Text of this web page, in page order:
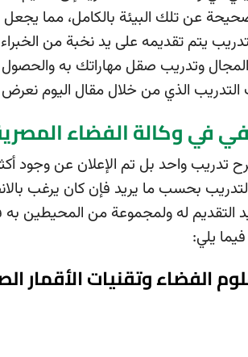
عن تلك البيئة بالكامل، مما
يتم تقديمه على يد نخبة من
وتدريب صقل مهاراتك به
التدريب الذي من خلال مقال اليوم
في وكالة الفضاء
تدريب واحد بل تم الإعلان عن وجود
التدريب بحسب ما يريد فإن كان يرغب
التقديم له ولمجموعة من المحيطين
فيما يلي: